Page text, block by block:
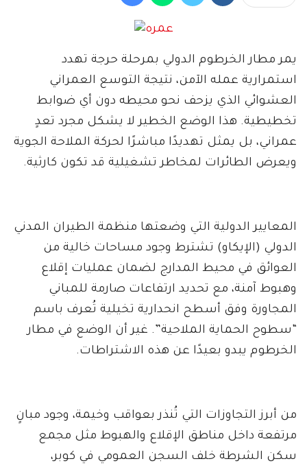
يمر مطار الخرطوم الدولي بمرحلة حرجة تهدد
استمرارية عمله الآمن، نتيجة التوسع العمراني
العشوائي الذي يزحف نحو محيطه دون أي ضوابط
تخطيطية. هذا الوضع الخطير لا يشكل مجرد تعدٍ
عمراني، بل يمثل تهديدًا مباشرًا لحركة الملاحة الجوية
ويعرض الطائرات لمخاطر تشغيلية قد تكون كارثية.
المعايير الدولية التي وضعتها منظمة الطيران المدني
الدولي (الإيكاو) تشترط وجود مساحات خالية من
العوائق في محيط المدارج لضمان عمليات إقلاع
وهبوط آمنة، مع تحديد ارتفاعات صارمة للمباني
المجاورة وفق أسطح انحدارية تخيلية تُعرف باسم
“سطوح الحماية الملاحية”. غير أن الوضع في مطار
الخرطوم يبدو بعيدًا عن هذه الاشتراطات.
من أبرز التجاوزات التي تُنذر بعواقب وخيمة، وجود مبانٍ
مرتفعة داخل مناطق الإقلاع والهبوط مثل مجمع
سكن الشرطة خلف السجن العمومي في كوبر،